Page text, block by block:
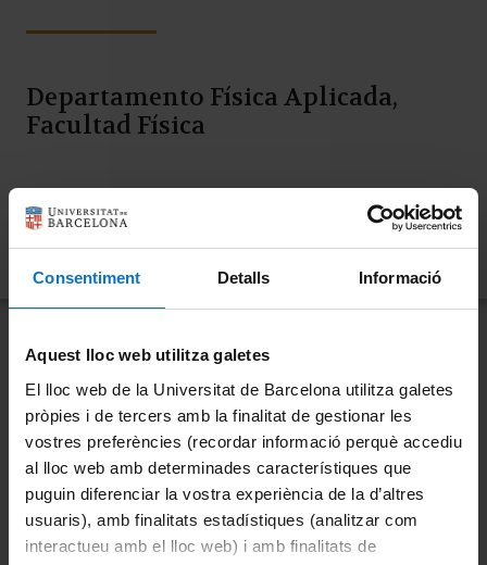
Consentiment Detalls Informació
Aquest lloc web utilitza galetes
El lloc web de la Universitat de Barcelona utilitza galetes
pròpies i de tercers amb la finalitat de gestionar les
vostres preferències (recordar informació perquè accediu
al lloc web amb determinades característiques que
puguin diferenciar la vostra experiència de la d’altres
usuaris), amb finalitats estadístiques (analitzar com
interactueu amb el lloc web) i amb finalitats de
Departamento Física Aplicada,
Facultad Física
Research Areas:NanoPhotoElectro
Investigación
La actividad investigadora del grupo se centra en
tres líneas de investigación. El primero está
desarrollando nuevos métodos ópticos para
ingeniería de luz tridimensional, con aplicaciones en